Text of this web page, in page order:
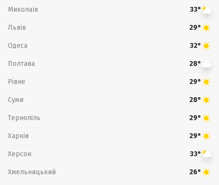
Миколаїв 33°
Львів 29°
Одеса 32°
Полтава 28°
Рівне 29°
Суми 28°
Тернопіль 29°
Харків 29°
Херсон 33°
Хмельницький 26°